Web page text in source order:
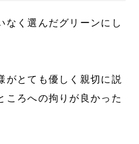
なく選んだグリーンにし
がとても優しく親切に説
ころへの拘りが良かった